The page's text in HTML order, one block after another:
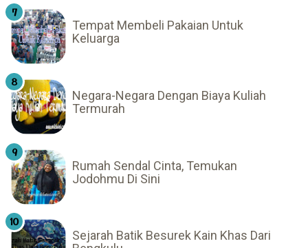
Tempat Membeli Pakaian Untuk
Keluarga
Negara-Negara Dengan Biaya Kuliah
Termurah
Rumah Sendal Cinta, Temukan
Jodohmu Di Sini
Sejarah Batik Besurek Kain Khas Dari